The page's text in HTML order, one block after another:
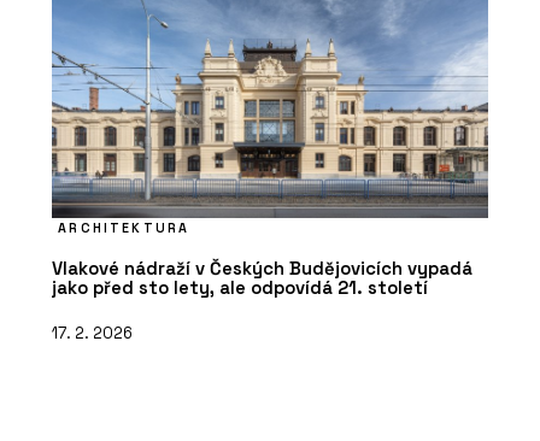
ARCHITEKTURA
Vlakové nádraží v Českých Budějovicích vypadá
jako před sto lety, ale odpovídá 21. století
17. 2. 2026